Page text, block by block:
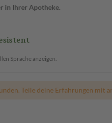
in Ihrer Apotheke.
Sprache anzeigen.
Teile deine Erfahrungen mit